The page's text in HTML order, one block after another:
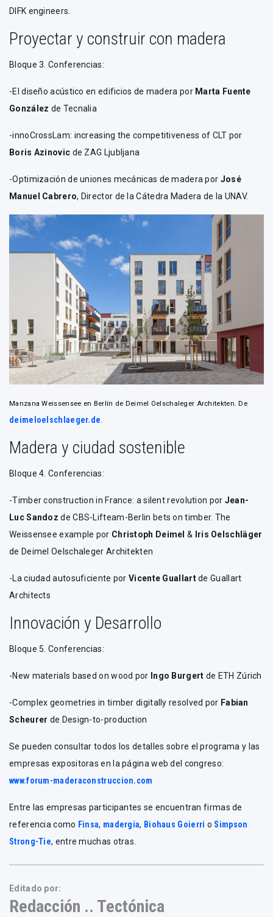
DIFK engineers.
Proyectar y construir con madera
Bloque 3. Conferencias:
-El diseño acústico en edificios de madera por Marta Fuente
González de Tecnalia
-innoCrossLam: increasing the competitiveness of CLT por
Boris Azinovic de ZAG Ljubljana
-Optimización de uniones mecánicas de madera por José
Manuel Cabrero, Director de la Cátedra Madera de la UNAV.
Manzana Weissensee en Berlín de Deimel Oelschaleger Architekten. De
deimeloelschlaeger.de
Madera y ciudad sostenible
Bloque 4. Conferencias:
-Timber construction in France: a silent revolution por Jean-
Luc Sandoz de CBS-Lifteam-Berlin bets on timber. The
Weissensee example por Christoph Deimel & Iris Oelschläger
de Deimel Oelschaleger Architekten
-La ciudad autosuficiente por Vicente Guallartde Guallart
Architects
Innovación y Desarrollo
Bloque 5. Conferencias:
-New materials based on wood por Ingo Burgert de ETH Zúrich
-Complex geometries in timber digitally resolved por Fabian
Scheurer de Design-to-production
Se pueden consultar todos los detalles sobre el programa y las
empresas expositoras en la página web del congreso:
www.forum-maderaconstruccion.com
Entre las empresas participantes se encuentran firmas de
referencia como Finsa, madergia, Biohaus Goierri o Simpson
Strong-Tie, entre muchas otras.
Editado por:
Redacción .. Tectónica